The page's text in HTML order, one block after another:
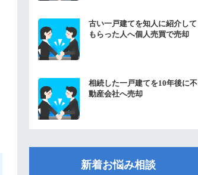
古い一戸建てを知人に紹介して
もらった人へ個人売買で売却
相続した一戸建てを10年後に不
動産会社へ売却
新着お悩み相談